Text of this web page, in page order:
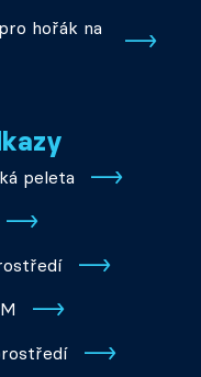
hořák na
peleta